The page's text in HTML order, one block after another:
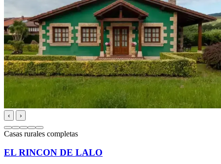
‹ ›
Casas rurales completas
EL RINCON DE LALO